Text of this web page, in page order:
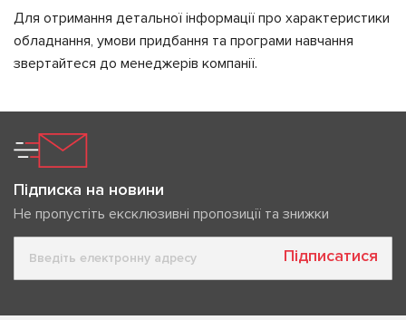
Для отримання детальної інформації про характеристики
обладнання, умови придбання та програми навчання
звертайтеся до менеджерів компанії.
Підписка на новини
Не пропустіть ексклюзивні пропозиції та знижки
Підписатися